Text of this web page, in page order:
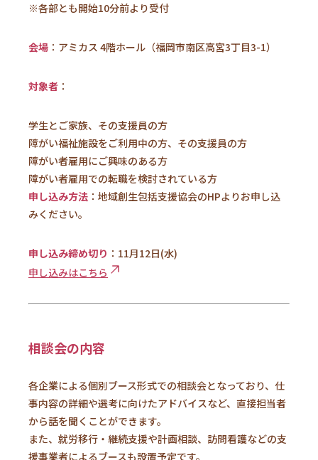
※各部とも開始10分前より受付
会場 ：アミカス 4階ホール（福岡市南区高宮3丁目3-1）
対象者 ：
学生とご家族、その支援員の方
障がい福祉施設をご利用中の方、その支援員の方
障がい者雇用にご興味のある方
障がい者雇用での転職を検討されている方
申し込み方法 ：地域創生包括支援協会のHPよりお申し込
みください。
申し込み締め切り ：11月12日(水)
申し込みはこちら
相談会の内容
各企業による個別ブース形式での相談会となっており、仕
事内容の詳細や選考に向けたアドバイスなど、直接担当者
から話を聞くことができます。
また、就労移行・継続支援や計画相談、訪問看護などの支
援事業者によるブースも設置予定です。